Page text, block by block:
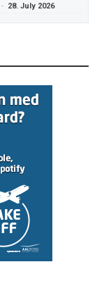
· 28. July 2026